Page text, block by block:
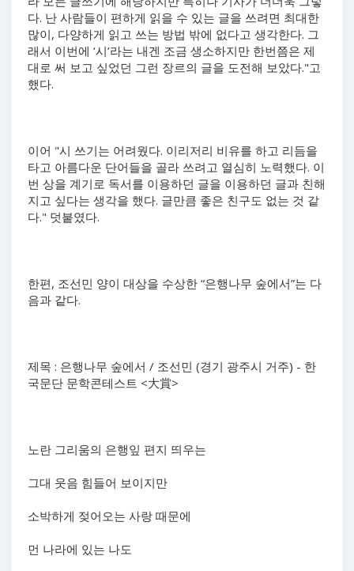
다. 난 사람들이 편하게 읽을 수 있는 글을 쓰려면 최대한
많이, 다양하게 읽고 쓰는 방법 밖에 없다고 생각한다. 그
래서 이번에 ‘시’라는 내겐 조금 생소하지만 한번쯤은 제
대로 써 보고 싶었던 그런 장르의 글을 도전해 보았다."고
했다.
이어 "시 쓰기는 어려웠다. 이리저리 비유를 하고 리듬을
타고 아름다운 단어들을 골라 쓰려고 열심히 노력했다. 이
번 상을 계기로 독서를 이용하던 글을 이용하던 글과 친해
지고 싶다는 생각을 했다. 글만큼 좋은 친구도 없는 것 같
다." 덧붙였다.
한편, 조선민 양이 대상을 수상한 “은행나무 숲에서”는 다
음과 같다.
제목 : 은행나무 숲에서 / 조선민 (경기 광주시 거주) - 한
국문단 문학콘테스트 <大賞>
노란 그리움의 은행잎 편지 띄우는
그대 웃음 힘들어 보이지만
소박하게 젖어오는 사랑 때문에
먼 나라에 있는 나도